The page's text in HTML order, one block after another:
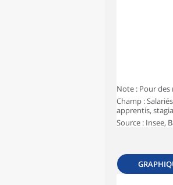
Note : Pour
Champ :
apprentis,
Source : Insee,